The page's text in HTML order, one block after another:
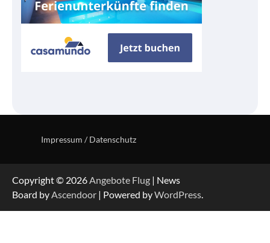
Impressum / Datenschutz
Copyright © 2026Angebote Flug | News
Board byAscendoor | Powered byWordPress.